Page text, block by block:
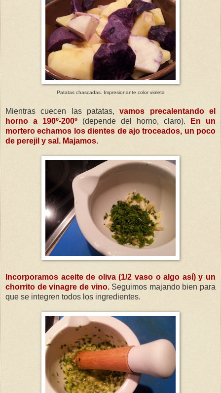
Patatas chascadas. Impresionante color violeta
Mientras cuecen las patatas,vamos precalentando el
horno a 190º-200º
(depende del horno, claro).
En un
mortero echamos los dientes de ajo troceados, un poco
de perejil y sal. Majamos.
Incorporamos aceite de oliva (1/2 vaso o algo así) y un
chorrito de vinagre de vino.Seguimos majando bien para
que se integren todos los ingredientes.